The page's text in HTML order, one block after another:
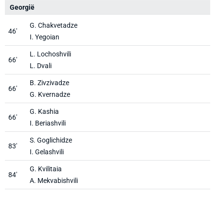
Georgië
46'
G. Chakvetadze
I. Yegoian
66'
L. Lochoshvili
L. Dvali
66'
B. Zivzivadze
G. Kvernadze
66'
G. Kashia
I. Beriashvili
83'
S. Goglichidze
I. Gelashvili
84'
G. Kvilitaia
A. Mekvabishvili